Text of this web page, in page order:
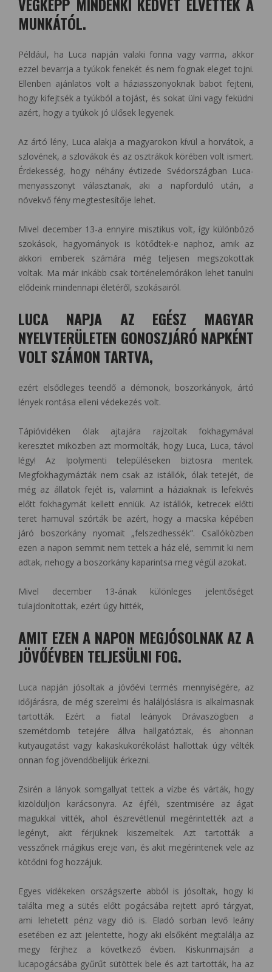
VÉGKÉPP MINDENKI KEDVÉT ELVETTÉK A
MUNKÁTÓL.
Például, ha Luca napján valaki fonna vagy varrna, akkor
ezzel bevarrja a tyúkok fenekét és nem fognak eleget tojni.
Ellenben ajánlatos volt a háziasszonyoknak babot fejteni,
hogy kifejtsék a tyúkból a tojást, és sokat ülni vagy feküdni
azért, hogy a tyúkok jó ülősek legyenek.
Az ártó lény, Luca alakja a magyarokon kívül a horvátok, a
szlovének, a szlovákok és az osztrákok körében volt ismert.
Érdekesség, hogy néhány évtizede Svédországban Luca-
menyasszonyt választanak, aki a napforduló után, a
növekvő fény megtestesítője lehet.
Mivel december 13-a ennyire misztikus volt, így különböző
szokások, hagyományok is kötődtek-e naphoz, amik az
akkori emberek számára még teljesen megszokottak
voltak. Ma már inkább csak történelemórákon lehet tanulni
elődeink mindennapi életéről, szokásairól.
LUCA NAPJA AZ EGÉSZ MAGYAR
NYELVTERÜLETEN GONOSZJÁRÓ NAPKÉNT
VOLT SZÁMON TARTVA,
ezért elsődleges teendő a démonok, boszorkányok, ártó
lények rontása elleni védekezés volt.
Tápióvidéken ólak ajtajára rajzoltak fokhagymával
keresztet miközben azt mormolták, hogy Luca, Luca, távol
légy! Az Ipolymenti településeken biztosra mentek.
Megfokhagymázták nem csak az istállók, ólak tetejét, de
még az állatok fejét is, valamint a háziaknak is lefekvés
előtt fokhagymát kellett enniük. Az istállók, ketrecek előtti
teret hamuval szórták be azért, hogy a macska képében
járó boszorkány nyomait „felszedhessék”. Csallóközben
ezen a napon semmit nem tettek a ház elé, semmit ki nem
adtak, nehogy a boszorkány kaparintsa meg végül azokat.
Mivel december 13-ának különleges jelentőséget
tulajdonítottak, ezért úgy hitték,
AMIT EZEN A NAPON MEGJÓSOLNAK AZ A
JÖVŐÉVBEN TELJESÜLNI FOG.
Luca napján jósoltak a jövőévi termés mennyiségére, az
időjárásra, de még szerelmi és haláljóslásra is alkalmasnak
tartották. Ezért a fiatal leányok Drávaszögben a
szemétdomb tetejére állva hallgatóztak, és ahonnan
kutyaugatást vagy kakaskukorékolást hallottak úgy vélték
onnan fog jövendőbelijük érkezni.
Zsirén a lányok somgallyat tettek a vízbe és várták, hogy
kizöldüljön karácsonyra. Az éjféli, szentmisére az ágat
magukkal vitték, ahol észrevétlenül megérintették azt a
legényt, akit férjüknek kiszemeltek. Azt tartották a
vesszőnek mágikus ereje van, és akit megérintenek vele az
kötődni fog hozzájuk.
Egyes vidékeken országszerte abból is jósoltak, hogy ki
találta meg a sütés előtt pogácsába rejtett apró tárgyat,
ami lehetett pénz vagy dió is. Eladó sorban levő leány
esetében ez azt jelentette, hogy aki elsőként megtalálja az
megy férjhez a következő évben. Kiskunmajsán a
lucapogácsába gyűrűt sütöttek bele és azt tartották, ha az